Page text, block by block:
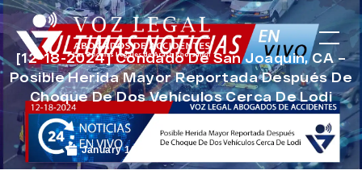
[12-18-2024] Condado De San Joaquin, CA –
Posible Herida Mayor Reportada Después De
Choque De Dos Vehículos Cerca De Lodi
January 16, 2025 Noticias de Accidentes